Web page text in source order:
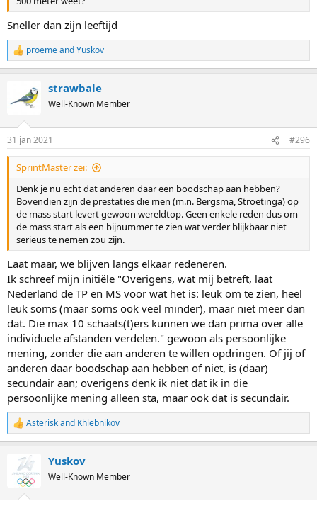
Sneller dan zijn leeftijd
R
e
t
s
:
proemeandYuskov
strawbale
Well-Known Member
31 jan 2021 #296
SprintMaster zei:
Denk je nu echt dat anderen daar een boodschap aan hebben?
Bovendien zijn de prestaties die men (m.n. Bergsma, Stroetinga) op
de mass start levert gewoon wereldtop. Geen enkele reden dus om
de mass start als een bijnummer te zien wat verder blijkbaar niet
serieus te nemen zou zijn.
Laat maar, we blijven langs elkaar redeneren.
Ik schreef mijn initiële "Overigens, wat mij betreft, laat
Nederland de TP en MS voor wat het is: leuk om te zien, heel
leuk soms (maar soms ook veel minder), maar niet meer dan
dat. Die max 10 schaats(t)ers kunnen we dan prima over alle
individuele afstanden verdelen." gewoon als persoonlijke
mening, zonder die aan anderen te willen opdringen. Of jij of
anderen daar boodschap aan hebben of niet, is (daar)
secundair aan; overigens denk ik niet dat ik in die
persoonlijke mening alleen sta, maar ook dat is secundair.
R
e
t
Asteriskand Khlebnikov
Yuskov
Well-Known Member